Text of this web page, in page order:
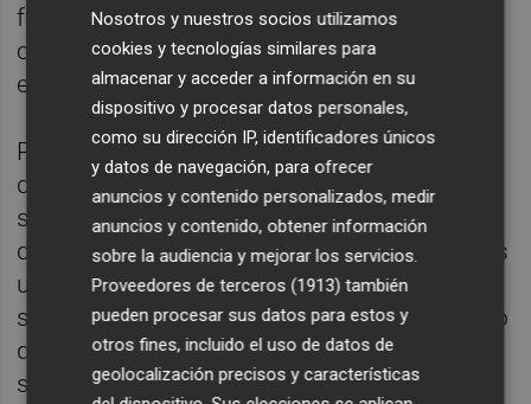
formaciones de macroalgas y comunidades
coralígenas que dan refugio y alimento a
especies amenazadas y endémicas.
Pese a las condiciones marítimas adversas
durante la misión científica, la planificación
se completó con éxito y se pudo
documentar la riqueza del enclave. "Skerki es
un auténtico pulmón marino, un lugar que
sigue generando vida y nos recuerda lo poco
que conocemos de nuestro propio mar", han
subrayado los investigadores.
Nosotros y nuestros socios utilizamos
cookies y tecnologías similares para
almacenar y acceder a información en su
dispositivo y procesar datos personales,
como su dirección IP, identificadores únicos
y datos de navegación, para ofrecer
anuncios y contenido personalizados, medir
anuncios y contenido, obtener información
sobre la audiencia y mejorar los servicios.
Proveedores de terceros (1913) también
pueden procesar sus datos para estos y
otros fines, incluido el uso de datos de
geolocalización precisos y características